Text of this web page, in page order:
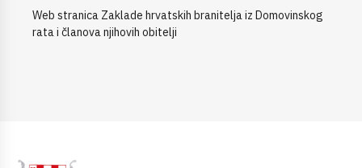
Web stranica Zaklade hrvatskih branitelja iz Domovinskog
rata i članova njihovih obitelji